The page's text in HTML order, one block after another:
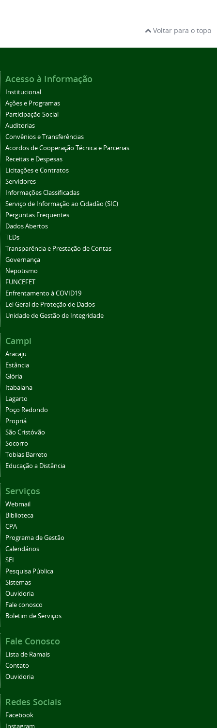
Voltar para o topo
Acesso à Informação
Institucional
Ações e Programas
Participação Social
Auditorias
Convênios e Transferências
Acordos de Cooperação Técnica e Parcerias
Receitas e Despesas
Licitações e Contratos
Servidores
Informações Classificadas
Serviço de Informação ao Cidadão (SIC)
Perguntas Frequentes
Dados Abertos
TEDs
Transparência e Prestação de Contas
Governança
Nepotismo
FUNCEFET
Enfrentamento à COVID19
Lei Geral de Proteção de Dados
Unidade de Gestão de Integridade
Campi
Aracaju
Estância
Glória
Itabaiana
Lagarto
Poço Redondo
Propriá
São Cristóvão
Socorro
Tobias Barreto
Educação a Distância
Serviços
Webmail
Biblioteca
CPA
Programa de Gestão
Calendários
SEI
Pesquisa Pública
Sistemas
Ouvidoria
Fale conosco
Boletim de Serviços
Fale Conosco
Lista de Ramais
Contato
Ouvidoria
Redes Sociais
Facebook
Instagram